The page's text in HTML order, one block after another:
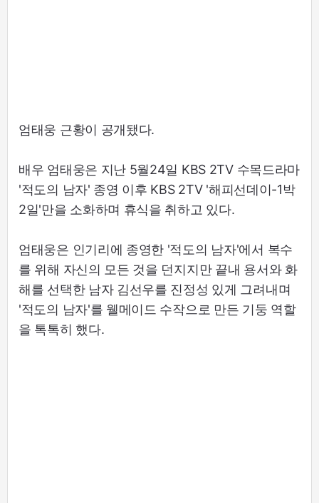
엄태웅 근황이 공개됐다.
배우 엄태웅은 지난 5월24일 KBS 2TV 수목드라마
'적도의 남자' 종영 이후 KBS 2TV '해피선데이-1박
2일'만을 소화하며 휴식을 취하고 있다.
엄태웅은 인기리에 종영한 '적도의 남자'에서 복수
를 위해 자신의 모든 것을 던지지만 끝내 용서와 화
해를 선택한 남자 김선우를 진정성 있게 그려내며
'적도의 남자'를 웰메이드 수작으로 만든 기둥 역할
을 톡톡히 했다.